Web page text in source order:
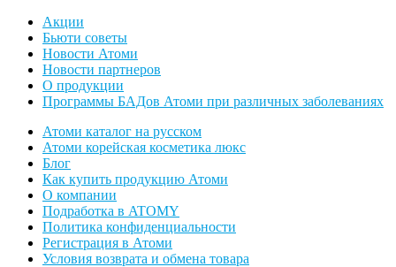
Акции
Бьюти советы
Новости Атоми
Новости партнеров
О продукции
Программы БАДов Атоми при различных заболеваниях
Атоми каталог на русском
Атоми корейская косметика люкс
Блог
Как купить продукцию Атоми
О компании
Подработка в ATOMY
Политика конфиденциальности
Регистрация в Атоми
Условия возврата и обмена товара